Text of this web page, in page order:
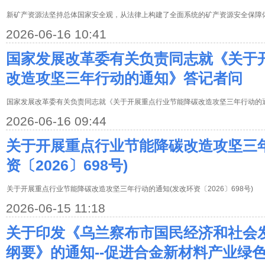
新矿产资源法坚持总体国家安全观，从法律上构建了全面系统的矿产资源安全保障
2026-06-16 10:41
国家发展改革委有关负责同志就《关于
改造攻坚三年行动的通知》答记者问
国家发展改革委有关负责同志就《关于开展重点行业节能降碳改造攻坚三年行动的
2026-06-16 09:44
关于开展重点行业节能降碳改造攻坚三
资〔2026〕698号)
关于开展重点行业节能降碳改造攻坚三年行动的通知(发改环资〔2026〕698号)
2026-06-15 11:18
关于印发《乌兰察布市国民经济和社会
纲要》的通知--促进合金新材料产业绿